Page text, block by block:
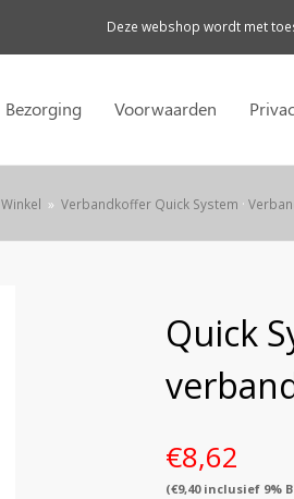
Deze webshop wordt met
Bezorging Voorwaarden
Winkel » Verbandkoffer Quick System ·
Quick
€8,62
(€9,40inclusief 9%